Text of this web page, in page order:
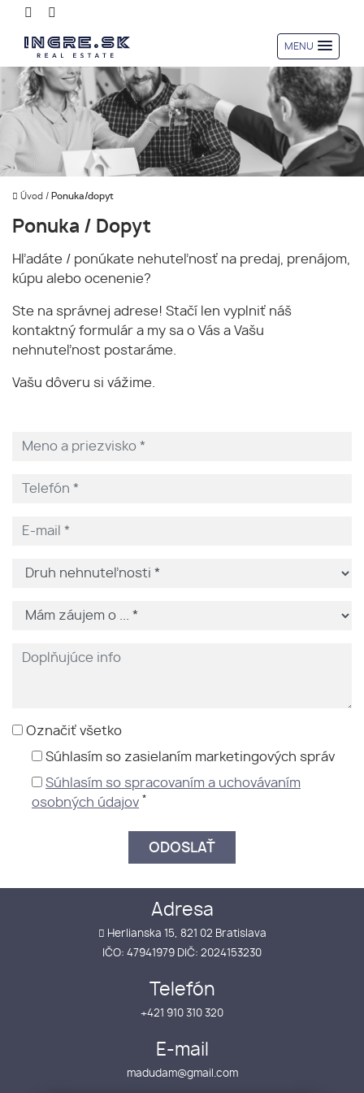
MENU
Úvod / Ponuka/dopyt
Ponuka / Dopyt
Hľadáte / ponúkate nehuteľnosť na predaj, prenájom,
kúpu alebo ocenenie?
Ste na správnej adrese! Stačí len vyplniť náš
kontaktný formulár a my sa o Vás a Vašu
nehnuteľnost postaráme.
Vašu dôveru si vážime.
Označiť všetko
Súhlasím so zasielaním marketingových správ
Súhlasím so spracovaním a uchovávaním
osobných údajov *
Adresa
Herlianska 15, 821 02 Bratislava
IČO: 47941979 DIČ: 2024153230
Telefón
+421 910 310 320
E-mail
madudam@gmail.com